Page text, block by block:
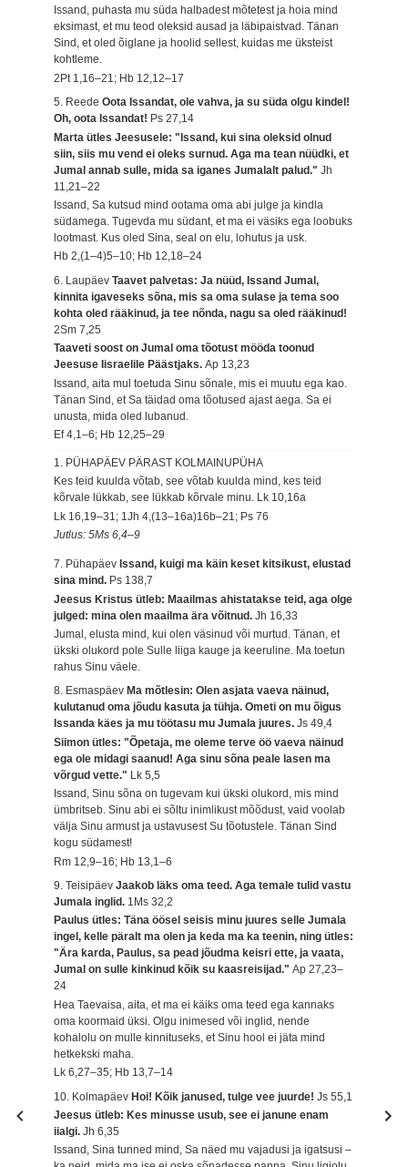
Issand, puhasta mu süda halbadest mõtetest ja hoia mind
eksimast, et mu teod oleksid ausad ja läbipaistvad. Tänan
Sind, et oled õiglane ja hoolid sellest, kuidas me üksteist
kohtleme.
2Pt 1,16–21; Hb 12,12–17
5. ReedeOota Issandat, ole vahva, ja su süda olgu kindel!
Oh, oota Issandat! Ps 27,14
Marta ütles Jeesusele: "Issand, kui sina oleksid olnud
siin, siis mu vend ei oleks surnud. Aga ma tean nüüdki, et
Jumal annab sulle, mida sa iganes Jumalalt palud."Jh
11,21–22
Issand, Sa kutsud mind ootama oma abi julge ja kindla
südamega. Tugevda mu südant, et ma ei väsiks ega loobuks
lootmast. Kus oled Sina, seal on elu, lohutus ja usk.
Hb 2,(1–4)5–10; Hb 12,18–24
6. LaupäevTaavet palvetas: Ja nüüd, Issand Jumal,
kinnita igaveseks sõna, mis sa oma sulase ja tema soo
kohta oled rääkinud, ja tee nõnda, nagu sa oled rääkinud!
2Sm 7,25
Taaveti soost on Jumal oma tõotust mööda toonud
Jeesuse Iisraelile Päästjaks.Ap 13,23
Issand, aita mul toetuda Sinu sõnale, mis ei muutu ega kao.
Tänan Sind, et Sa täidad oma tõotused ajast aega. Sa ei
unusta, mida oled lubanud.
Ef 4,1–6; Hb 12,25–29
1. PÜHAPÄEV PÄRAST KOLMAINUPÜHA
Kes teid kuulda võtab, see võtab kuulda mind, kes teid
kõrvale lükkab, see lükkab kõrvale minu. Lk 10,16a
Lk 16,19–31; 1Jh 4,(13–16a)16b–21; Ps 76
Jutlus: 5Ms 6,4–9
7. Pühapäev Issand, kuigi ma käin keset kitsikust, elustad
sina mind. Ps 138,7
Jeesus Kristus ütleb: Maailmas ahistatakse teid, aga olge
julged: mina olen maailma ära võitnud.Jh 16,33
Jumal, elusta mind, kui olen väsinud või murtud. Tänan, et
ükski olukord pole Sulle liiga kauge ja keeruline. Ma toetun
rahus Sinu väele.
8. Esmaspäev Ma mõtlesin: Olen asjata vaeva näinud,
kulutanud oma jõudu kasuta ja tühja. Ometi on mu õigus
Issanda käes ja mu töötasu mu Jumala juures.Js 49,4
Siimon ütles: "Õpetaja, me oleme terve öö vaeva näinud
ega ole midagi saanud! Aga sinu sõna peale lasen ma
võrgud vette." Lk 5,5
Issand, Sinu sõna on tugevam kui ükski olukord, mis mind
ümbritseb. Sinu abi ei sõltu inimlikust mõõdust, vaid voolab
välja Sinu armust ja ustavusest Su tõotustele. Tänan Sind
kogu südamest!
Rm 12,9–16; Hb 13,1–6
9. TeisipäevJaakob läks oma teed. Aga temale tulid vastu
Jumala inglid. 1Ms 32,2
Paulus ütles: Täna öösel seisis minu juures selle Jumala
ingel, kelle päralt ma olen ja keda ma ka teenin, ning ütles:
"Ära karda, Paulus, sa pead jõudma keisri ette, ja vaata,
Jumal on sulle kinkinud kõik su kaasreisijad."Ap 27,23–
24
Hea Taevaisa, aita, et ma ei käiks oma teed ega kannaks
oma koormaid üksi. Olgu inimesed või inglid, nende
kohalolu on mulle kinnituseks, et Sinu hool ei jäta mind
hetkekski maha.
Lk 6,27–35; Hb 13,7–14
10. KolmapäevHoi! Kõik janused, tulge vee juurde!Js 55,1
Jeesus ütleb: Kes minusse usub, see ei janune enam
iialgi.Jh 6,35
Issand, Sina tunned mind, Sa näed mu vajadusi ja igatsusi –